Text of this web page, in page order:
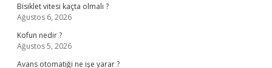
Bisiklet vitesi kaçta olmalı ?
Ağustos 6, 2026
Kofun nedir ?
Ağustos 5, 2026
Avans otomatiği ne işe yarar ?